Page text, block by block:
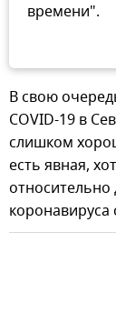
времени".
В свою
COVID-19 в
слишком
есть явная,
коронавируса